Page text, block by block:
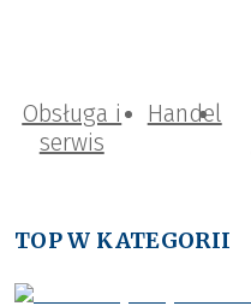
Obsługa i
serwis
Handel
TOP W KATEGORII